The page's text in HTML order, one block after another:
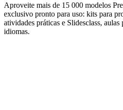
Aproveite mais de 15 000 modelos
exclusivo pronto para uso: kits para
atividades práticas e Slidesclass,
idiomas.